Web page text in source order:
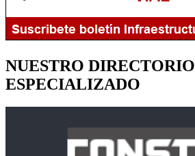
NUESTRO DIRECTORIO
ESPECIALIZADO